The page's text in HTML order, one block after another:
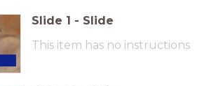
school, beeld & geluid,
les, archiefbeelden,
Slide 1 - Slide
This item has no instructions